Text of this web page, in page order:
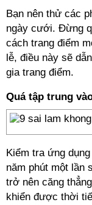
Bạn nên thử các
ngày cưới. Đừng
cách trang điểm
lễ, điều này sẽ
gia trang điểm.
Quá tập trung
Kiểm tra ứng
năm phút một lần
trở nên căng
khiển được thời